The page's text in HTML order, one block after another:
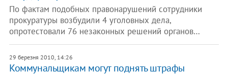
По фактам подобных правонарушений сотрудники
прокуратуры возбудили 4 уголовных дела,
опротестовали 76 незаконных решений органов…
29 березня 2010, 14:26
Коммунальщикам могут поднять штрафы